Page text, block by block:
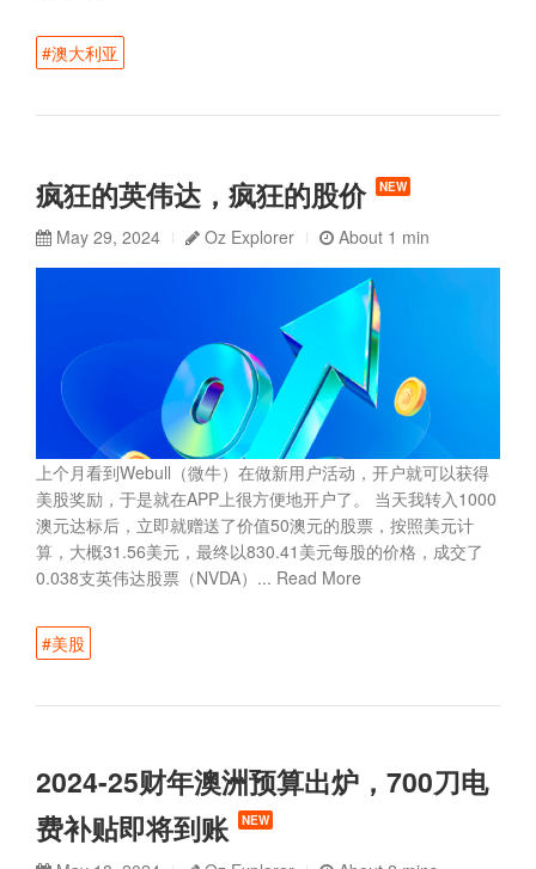
#澳大利亚
疯狂的英伟达，疯狂的股价 NEW
May 29, 2024 Oz Explorer About 1 min
上个月看到Webull（微牛）在做新用户活动，开户就可以获得
美股奖励，于是就在APP上很方便地开户了。 当天我转入1000
澳元达标后，立即就赠送了价值50澳元的股票，按照美元计
算，大概31.56美元，最终以830.41美元每股的价格，成交了
0.038支英伟达股票（NVDA）... Read More
#美股
2024-25财年澳洲预算出炉，700刀电
费补贴即将到账
NEW